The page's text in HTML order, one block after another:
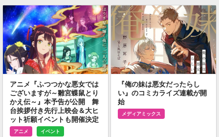
アニメ『ふつつかな悪女では
ございますが～雛宮蝶鼠とり
かえ伝～』本予告が公開 舞
台挨拶付き先行上映会＆大ヒ
ット祈願イベントも開催決定
アニメ イベント
『俺の妹は悪女だったらし
い』のコミカライズ連載が開
始
メディアミックス